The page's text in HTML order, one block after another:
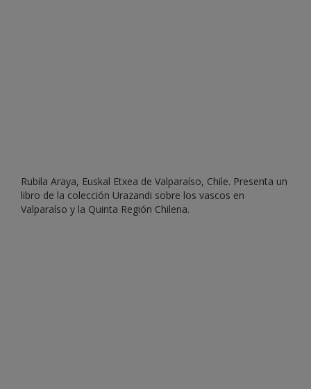
Rubila Araya, Euskal Etxea de Valparaíso, Chile. Presenta un
libro de la colección Urazandi sobre los vascos en
Valparaíso y la Quinta Región Chilena.